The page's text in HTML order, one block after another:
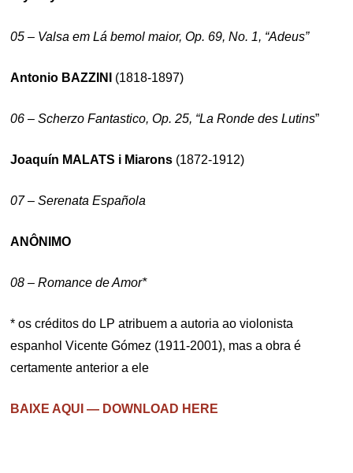
05 – Valsa em Lá bemol maior, Op. 69, No. 1, “Adeus”
Antonio BAZZINI (1818-1897)
06 – Scherzo Fantastico, Op. 25, “La Ronde des Lutins”
Joaquín MALATS i Miarons (1872-1912)
07 – Serenata Española
ANÔNIMO
08 – Romance de Amor*
* os créditos do LP atribuem a autoria ao violonista
espanhol Vicente Gómez (1911-2001), mas a obra é
certamente anterior a ele
BAIXE AQUI — DOWNLOAD HERE